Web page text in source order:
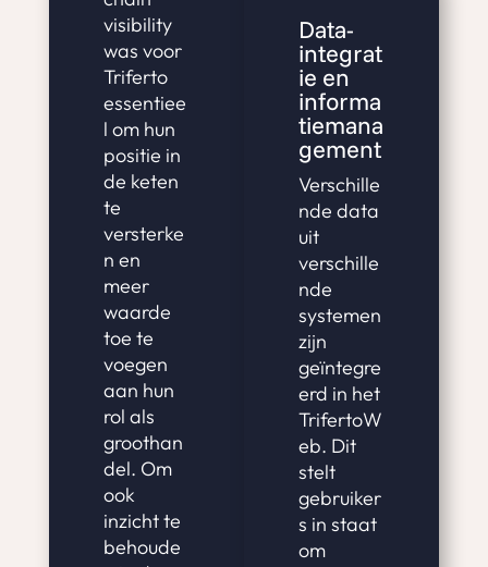
visibility
was voor
Triferto
essentiee
l om hun
positie in
de keten
te
versterke
n en
meer
waarde
toe te
voegen
aan hun
rol als
groothan
del. Om
ook
inzicht te
behoude
Data-
integrat
ie en
informa
tiemana
gement
Verschille
nde data
uit
verschille
nde
systemen
zijn
geïntegre
erd in het
TrifertoW
eb. Dit
stelt
gebruiker
s in staat
om